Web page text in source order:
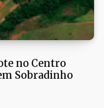
no Centro
Sobradinho